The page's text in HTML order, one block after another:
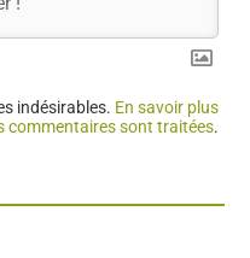
indésirables. En savoir plus
commentaires sont traitées.